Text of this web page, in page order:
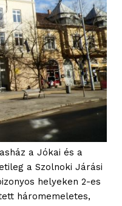
a Jókai és a
a Szolnoki Járási
helyeken 2-es
háromemeletes,